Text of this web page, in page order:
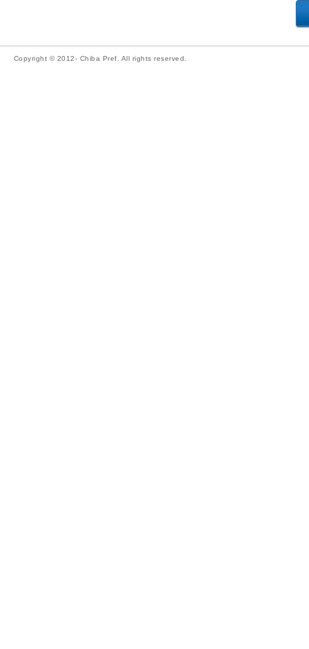
Copyright © 2012- Chiba Pref. All rights reserved.